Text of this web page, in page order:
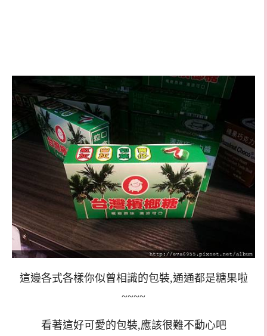
這邊各式各樣你似曾相識的包裝,通通都是糖果啦
~~~~
看著這好可愛的包裝,應該很難不動心吧